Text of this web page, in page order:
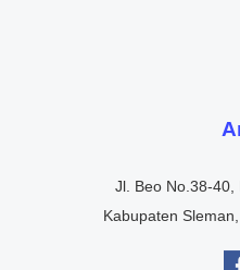
Jl. Beo No.38-40,
Kabupaten